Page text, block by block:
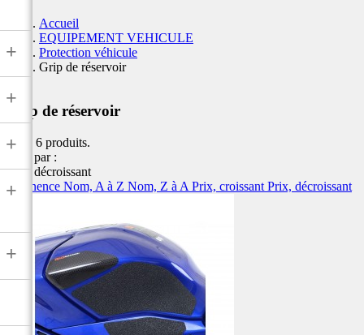
+
+
+
+
+
Accueil
EQUIPEMENT VEHICULE
Protection véhicule
Grip de réservoir
Grip de réservoir
Il y a 6 produits.
Trier par :
Prix, décroissant
Pertinence Nom, A à Z Nom, Z à A Prix, croissant Prix, décroissant